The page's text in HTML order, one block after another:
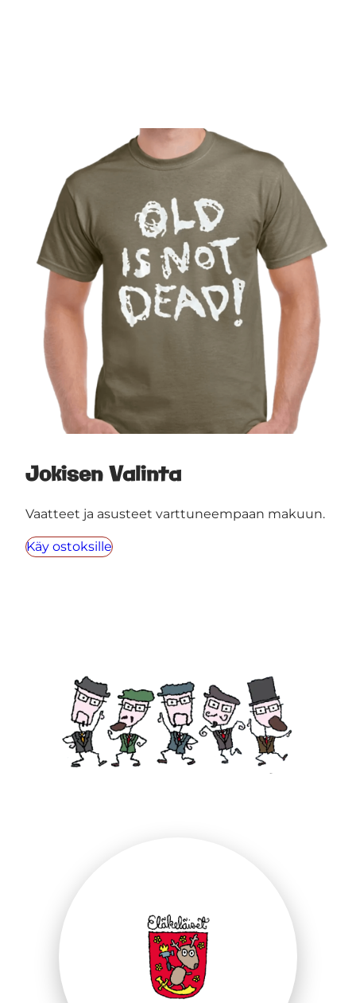
Jokisen Valinta
Vaatteet ja asusteet varttuneempaan makuun.
Käy ostoksille